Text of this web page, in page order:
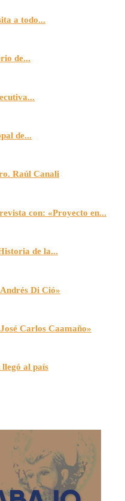
a todo...
de...
de...
Raúl Canali
con: «Proyecto en...
de la...
Di Ció»
Carlos Caamaño»
al país